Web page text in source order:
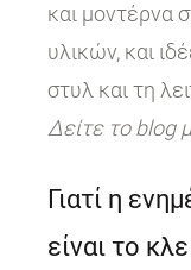
και μοντέρνα
υλικών, και
στυλ και τη
Δείτε το blog
Γιατί η
είναι το